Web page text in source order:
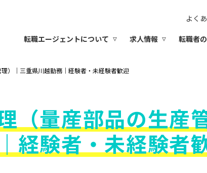
よく
転職エージェントについて 求人情報 転職者
）｜三重県川越勤務｜経験者・未経験者歓迎
（量産部品の生産
経験者・未経験者